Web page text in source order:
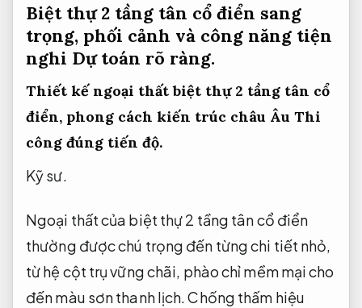
Biệt thự 2 tầng tân cổ điển sang
trọng, phối cảnh và công năng tiện
nghi Dự toán rõ ràng.
Thiết kế ngoại thất biệt thự 2 tầng tân cổ
điển, phong cách kiến trúc châu Âu Thi
công đúng tiến độ.
Kỹ sư.
Ngoại thất của biệt thự 2 tầng tân cổ điển
thường được chú trọng đến từng chi tiết nhỏ,
từ hệ cột trụ vững chãi, phào chỉ mềm mại cho
đến màu sơn thanh lịch.Chống thấm hiệu